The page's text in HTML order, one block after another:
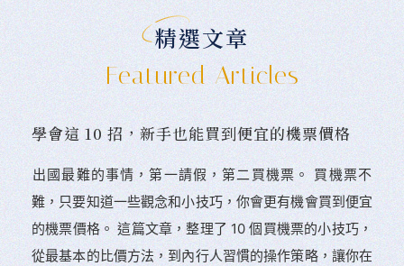
精選文章
Featured Articles
學會這 10 招，新手也能買到便宜的機票價格
󠀠出國最難的事情，第一請假，第二買機票。 󠀠買機票不
難，只要知道一些觀念和小技巧，你會更有機會買到便宜
的機票價格。 這篇文章，整理了 10 個買機票的小技巧，
從最基本的比價方法，到內行人習慣的操作策略，讓你在